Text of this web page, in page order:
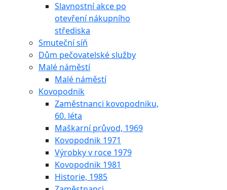
Slavnostní akce po
otevření nákupního
střediska
Smuteční síň
Dům pečovatelské služby
Malé náměstí
Malé náměstí
Kovopodnik
Zaměstnanci kovopodniku,
60. léta
Maškarní průvod, 1969
Kovopodnik 1971
Výrobky v roce 1979
Kovopodnik 1981
Historie, 1985